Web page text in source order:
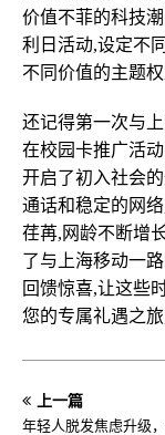
价值不菲的科技
利日活动,设定不
不同价值的主题权
还记得第一次与
在校园卡推广活
开启了初入社会
通话和稳定的网
荏苒,网龄不断增
了与上海移动一
回馈惊喜,让这些
您的专属礼遇之
上一篇
年轻人脱发焦虑升级